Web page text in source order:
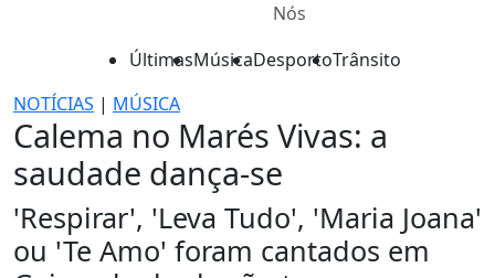
Nós
ÚltimasMúsicaDesportoTrânsito
NOTÍCIAS | MÚSICA
Calema no Marés Vivas: a
saudade dança-se
'Respirar', 'Leva Tudo', 'Maria Joana'
ou 'Te Amo' foram cantados em